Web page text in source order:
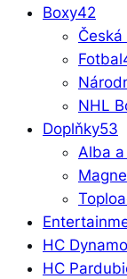
Boxy42
Fotbal
NHL
Doplňky53
Alba
HC
HC